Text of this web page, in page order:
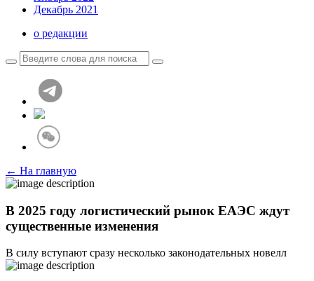
Декабрь 2021
о редакции
← На главную
В 2025 году логистический рынок ЕАЭС ждут
существенные изменения
В силу вступают сразу несколько законодательных новелл